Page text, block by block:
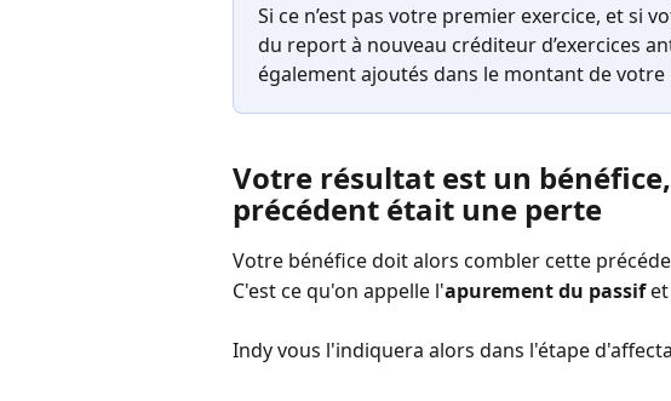
Si ce n’est pas votre premier exercice, et si
du report à nouveau créditeur d’exercices
également ajoutés dans le montant de votre
Votre résultat est un
précédent était une perte
Votre bénéfice doit alors combler cette
C'est ce qu'on appelle l'apurement du passif et
Indy vous l'indiquera alors dans l'étape